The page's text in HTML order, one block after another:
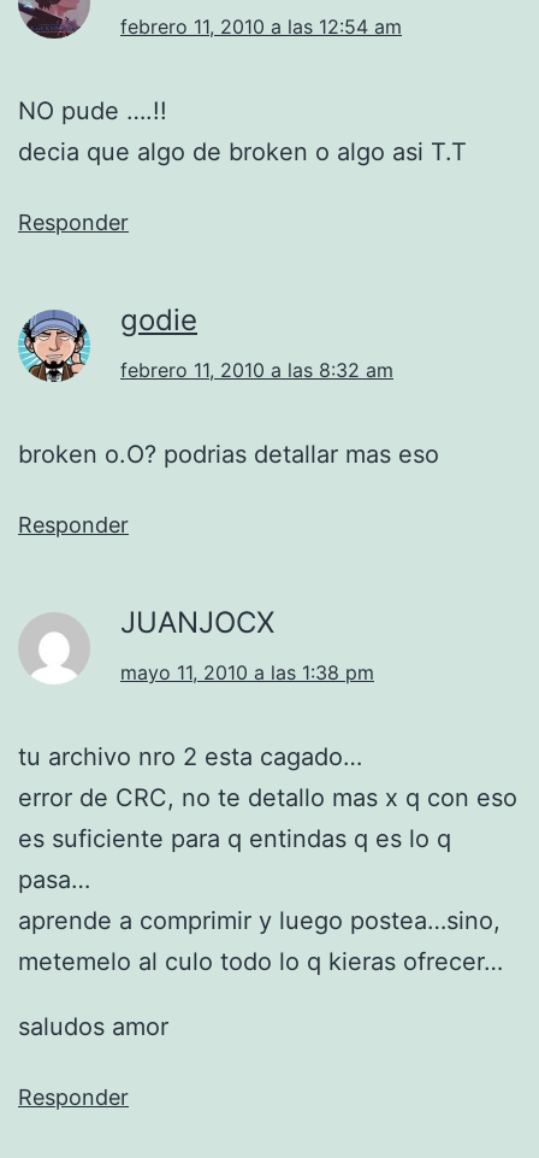
febrero 11, 2010 a las 12:54 am
NO pude ….!!
decia que algo de broken o algo asi T.T
Responder
godie
febrero 11, 2010 a las 8:32 am
broken o.O? podrias detallar mas eso
Responder
JUANJOCX
mayo 11, 2010 a las 1:38 pm
tu archivo nro 2 esta cagado…
error de CRC, no te detallo mas x q con eso
es suficiente para q entindas q es lo q
pasa…
aprende a comprimir y luego postea…sino,
metemelo al culo todo lo q kieras ofrecer…
saludos amor
Responder